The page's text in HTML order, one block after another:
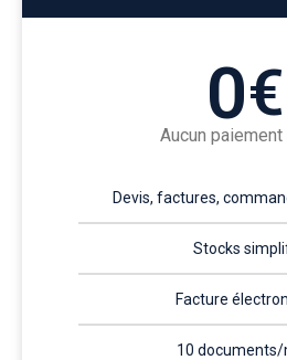
0€
Aucun
Devis, factures,
Stocks
Facture
10 documents/